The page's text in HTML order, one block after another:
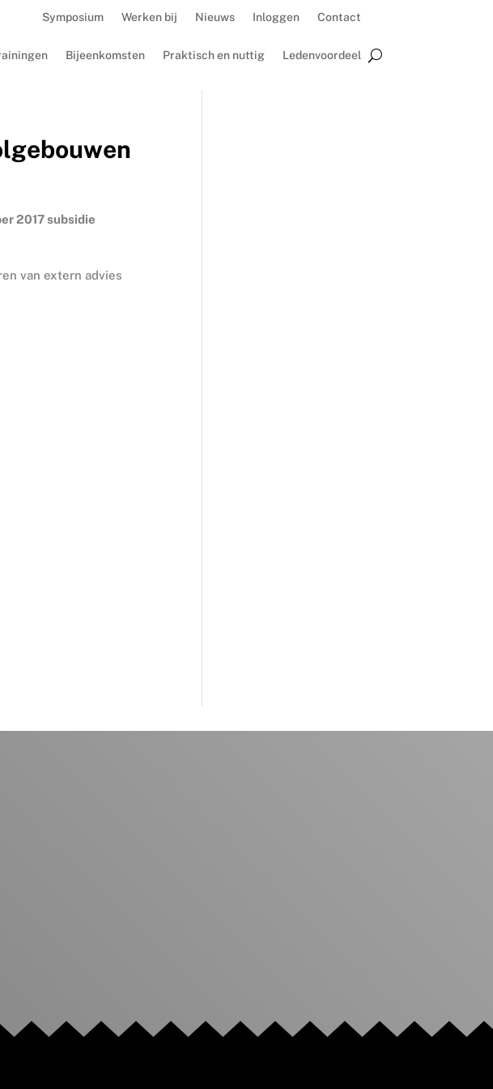
Symposium Werken bij Nieuws Inloggen Contact
Bijeenkomsten Praktisch en nuttig Ledenvoordeel
2017 subsidie
van extern advies